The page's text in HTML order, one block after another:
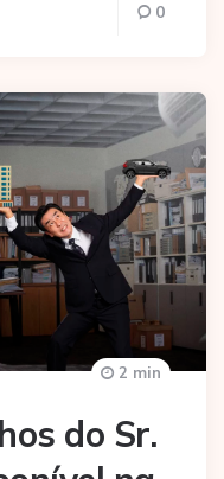
0
do Sr.
2 min